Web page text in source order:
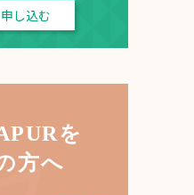
し込む
を
方へ